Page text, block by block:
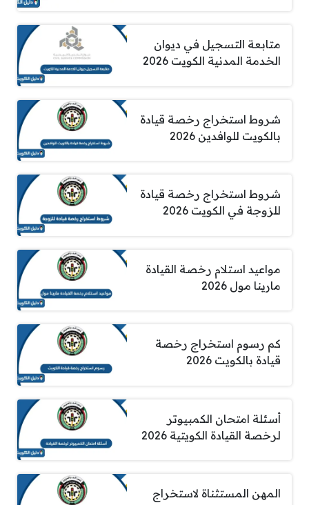
متابعة التسجيل في ديوان
الخدمة المدنية الكويت 2026
شروط استخراج رخصة قيادة
بالكويت للوافدين 2026
شروط استخراج رخصة قيادة
للزوجة في الكويت 2026
مواعيد استلام رخصة القيادة
مارينا مول 2026
كم رسوم استخراج رخصة
قيادة بالكويت 2026
أسئلة امتحان الكمبيوتر
لرخصة القيادة الكويتية 2026
المهن المستثناة لاستخراج